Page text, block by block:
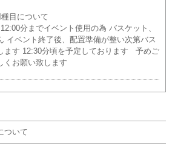
目について
分までイベント使用の為 バスケット、
イベント終了後、配置準備が整い次第バス
ます 12:30分頃を予定しております 予めご
くお願い致します
ついて